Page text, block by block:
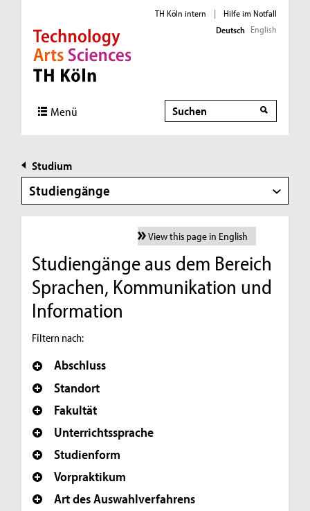
Direkt zur Hauptnavigation
Direkt zur Subnavigation
Direkt zum Inhalt
Direkt zum Fußbereich
TH Köln intern |
Hilfe im Notfall
Deutsch English
Menü Suche
Studium
Studiengänge
View this page in English
Studiengänge aus dem Bereich
Sprachen, Kommunikation und
Information
Filtern nach:
Abschluss
Standort
Fakultät
Unterrichtssprache
Studienform
Vorpraktikum
Art des Auswahlverfahrens